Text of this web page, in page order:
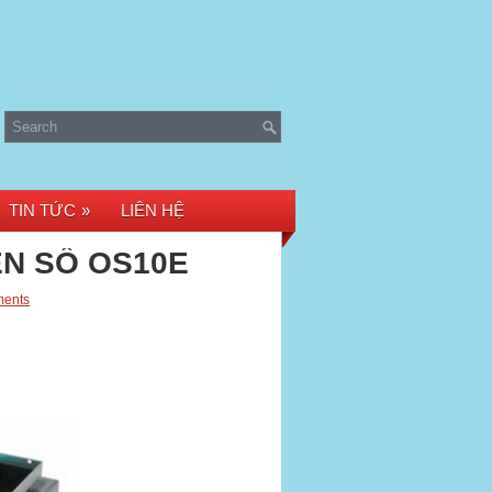
TIN TỨC » LIÊN HỆ
SỐ OS10E